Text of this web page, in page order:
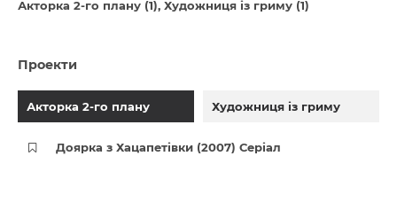
Акторка 2-го плану (1) Художниця із гриму (1)
Проекти
Акторка 2-го плану Художниця із гриму
Доярка з Хацапетівки (2007) Серіал